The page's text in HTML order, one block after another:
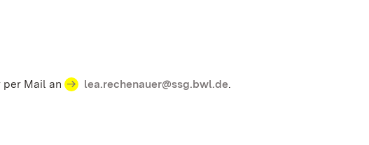
Mail an
lea.rechenauer@ssg.bwl.de.